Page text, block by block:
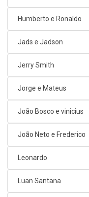
Humberto e Ronaldo
Jads e Jadson
Jerry Smith
Jorge e Mateus
João Bosco e vinicius
João Neto e Frederico
Leonardo
Luan Santana